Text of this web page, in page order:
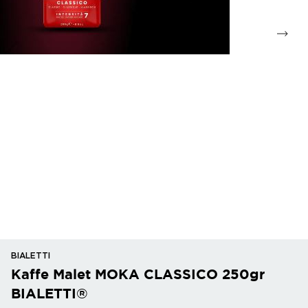
BIALETTI
Kaffe Malet MOKA CLASSICO 250gr
BIALETTI®